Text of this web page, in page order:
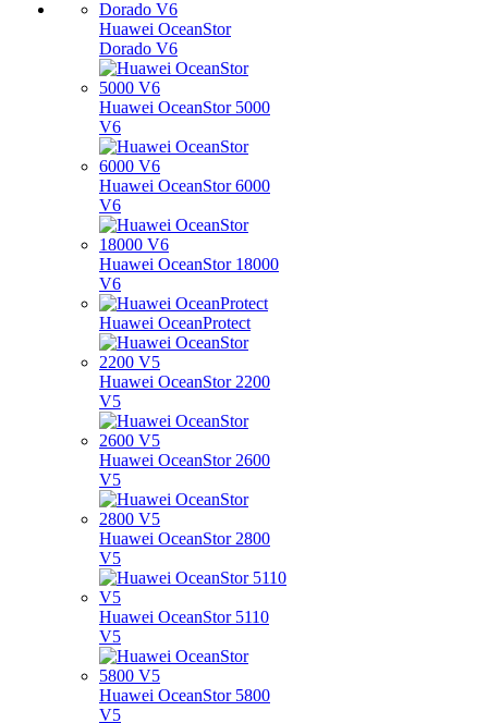
Huawei OceanStor
Dorado V6
Huawei OceanStor 5000
V6
Huawei OceanStor 6000
V6
Huawei OceanStor 18000
V6
Huawei OceanProtect
Huawei OceanStor 2200
V5
Huawei OceanStor 2600
V5
Huawei OceanStor 2800
V5
Huawei OceanStor 5110
V5
Huawei OceanStor 5800
V5